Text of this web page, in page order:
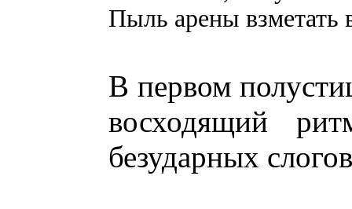
Пыль арены взметать
В первом
восходящий
безударных